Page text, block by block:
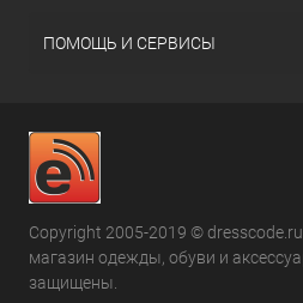
ПОМОЩЬ И СЕРВИСЫ
Copyright 2005-2019 ©
магазин одежды, обуви и
защищены.